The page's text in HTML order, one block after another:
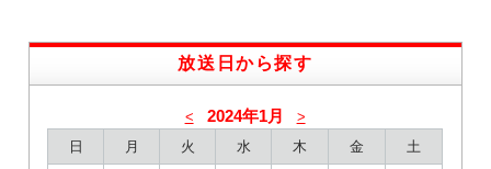
放送日から探す
< 2024年1月
>
日
月 火 水 木 金 土